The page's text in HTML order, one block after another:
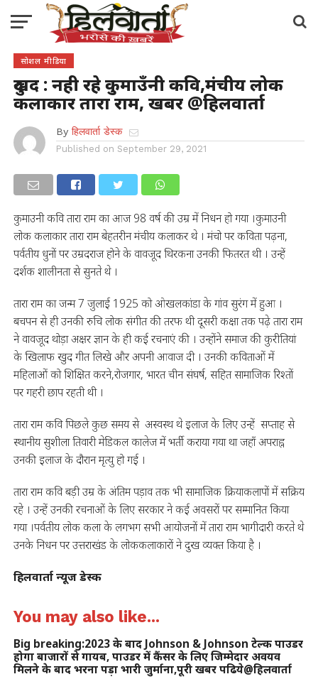
सोशल मीडिया
दुखद : नही रहे कुमाउँनी कवि,मंचीय लोक
कलाकार तारा राम, खबर @हिलवार्ता
By हिलवार्ता डेस्क
Published on September 29, 2021
कुमाउनी कवि तारा राम का आज 98 वर्ष की उम्र में निधन हो गया ।कुमाउनी
लोक कलाकार तारा राम बेहतरीन मंचीय कलाकर थे । मंचो पर कविता पढ़ना,
पर्वतीय धुनों पर उम्रदराज होने के वावजूद थिरकना उनकी फितरत थी । उन्हें
दर्शक शालीनता से सुनते थे ।
तारा राम का जन्म 7 जुलाई 1925 को ओखलकांडा के गांव सुरंग में हुआ ।
बचपन से ही उनकी रुचि लोक संगीत की तरफ थी दूसरी कक्षा तक पढ़े तारा राम
ने वावजूद थोड़ा अक्षर ज्ञान के ही कई रचनाएं की । उन्होंने समाज की कुरीतियां
के खिलाफ खुद गीत लिखे और अपनी आवाज दी । उनकी कविताओं में
महिलाओं को शिक्षित करने,रोजगार, भारत चीन संघर्ष, सहित सामाजिक रिश्तों
पर गहरी छाप रहती थी ।
तारा राम कवि पिछले कुछ समय से अस्वस्थ थे इलाज के लिए उन्हें सप्ताह से
स्थानीय सुशीला तिवारी मेडिकल कालेज में भर्ती कराया गया था जहाँ अपराह्न
उनकी इलाज के दौरान मृत्यु हो गई ।
तारा राम कवि बड़ी उम्र के अंतिम पड़ाव तक भी सामाजिक क्रियाकलापों में सक्रिय
रहे । उन्हें उनकी रचनाओं के लिए सरकार ने कई अवसरों पर सम्मानित किया
गया ।पर्वतीय लोक कला के लगभग सभी आयोजनों में तारा राम भागीदारी करते थे
उनके निधन पर उत्तराखंड के लोककलाकारों ने दुख व्यक्त किया है ।
हिलवार्ता न्यूज डेस्क
You may also like...
Big breaking:2023 के बाद Johnson & Johnson टेल्क पाउडर
होगा बाजारों से गायब, पाउडर में कैंसर के लिए जिम्मेदार अवयव
मिलने के बाद भरना पड़ा भारी जुर्माना,पूरी खबर पढिये@हिलवार्ता